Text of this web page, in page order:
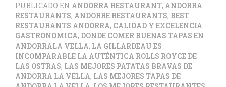
PUBLICADO EN ANDORRA RESTAURANT, ANDORRA
RESTAURANTS, ANDORRE RESTAURANTS, BEST
RESTAURANTS ANDORRA, CALIDAD Y EXCELENCIA
GASTRONOMICA, DONDE COMER BUENAS TAPAS EN
ANDORRALA VELLA, LA GILLARDEAU ES
INCOMPARABLE LA AUTÉNTICA ROLLS ROYCE DE
LAS OSTRAS, LAS MEJORES PATATAS BRAVAS DE
ANDORRA LA VELLA, LAS MEJORES TAPAS DE